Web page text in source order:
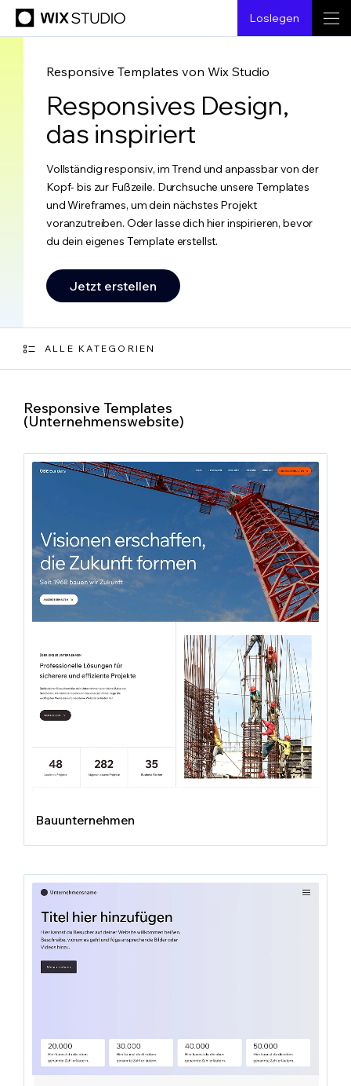
Loslegen
Responsive Templates von Wix Studio
Responsives Design,
das inspiriert
Vollständig responsiv, im Trend und anpassbar von der
Kopf- bis zur Fußzeile. Durchsuche unsere Templates
und Wireframes, um dein nächstes Projekt
voranzutreiben. Oder lasse dich hier inspirieren, bevor
du dein eigenes Template erstellst.
Jetzt erstellen
ALLE KATEGORIEN
Responsive Templates
(Unternehmenswebsite)
Bauunternehmen